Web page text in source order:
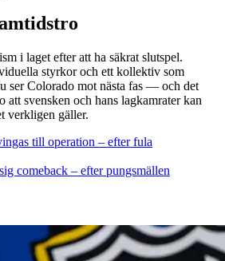
i laget efter att ha säkrat slutspel.
styrkor och ett kollektiv som
ser Colorado mot nästa fas — och det
att svensken och hans lagkamrater kan
verkligen gäller.
till operation – efter fula
comeback – efter pungsmällen